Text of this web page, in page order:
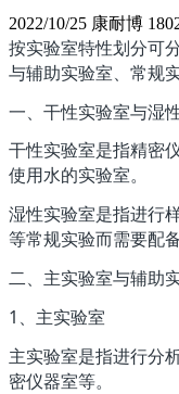
2022/10/25 康耐博
按实验室特性划分可
与辅助实验室、常规
一、干性实验室与湿
干性实验室是指精密
使用水的实验室。
湿性实验室是指进行
等常规实验而需要配
二、主实验室与辅助
1、主实验室
主实验室是指进行分
密仪器室等。